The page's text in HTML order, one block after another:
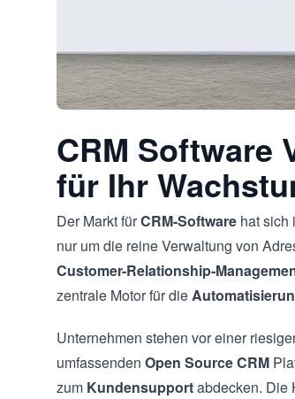
CRM Software
für Ihr
Der Markt fürCRM-Software hat sich
nur um die reine Verwaltung von
Customer-Relationship-
zentrale Motor für die
Unternehmen stehen vor einer
umfassenden Open Source CRM
zum Kundensupportabdecken. Die